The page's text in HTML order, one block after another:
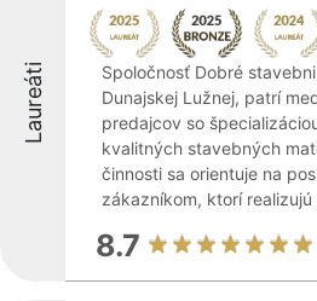
Laureáti
Spoločnosť Dobré
Dunajskej Lužnej, patrí
predajcov so
kvalitných stavebných
činnosti sa orientuje na
zákazníkom, ktorí
8.7